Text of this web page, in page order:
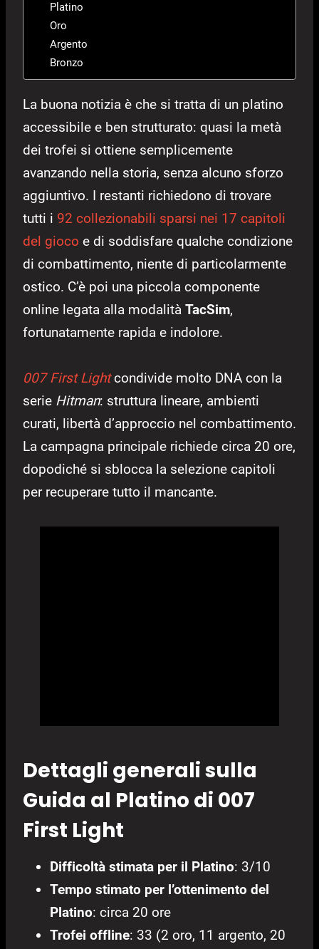
Platino
Oro
Argento
Bronzo
La buona notizia è che si tratta di un platino
accessibile e ben strutturato: quasi la metà
dei trofei si ottiene semplicemente
avanzando nella storia, senza alcuno sforzo
aggiuntivo. I restanti richiedono di trovare
tutti i 92 collezionabili sparsi nei 17 capitoli
del gioco e di soddisfare qualche condizione
di combattimento, niente di particolarmente
ostico. C’è poi una piccola componente
online legata alla modalità TacSim,
fortunatamente rapida e indolore.
007 First Lightcondivide molto DNA con la
serie Hitman: struttura lineare, ambienti
curati, libertà d’approccio nel combattimento.
La campagna principale richiede circa 20 ore,
dopodiché si sblocca la selezione capitoli
per recuperare tutto il mancante.
Dettagli generali sulla
Guida al Platino di 007
First Light
Difficoltà stimata per il Platino: 3/10
Tempo stimato per l’ottenimento del
Platino: circa 20 ore
Trofei offline: 33 (2 oro, 11 argento, 20